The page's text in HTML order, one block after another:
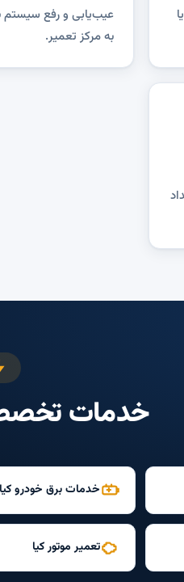
عیب‌یابی و رفع سیستم
به مرکز تعمیر.
خدمات
خدمات برق خودرو کیا
تعمیر موتور کیا